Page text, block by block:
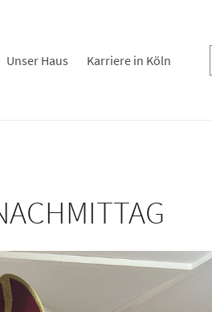
Unser Haus Karriere in Köln